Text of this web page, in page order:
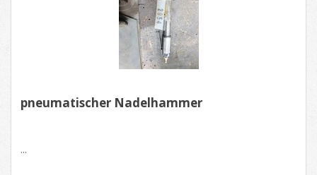
pneumatischer Nadelhammer
...